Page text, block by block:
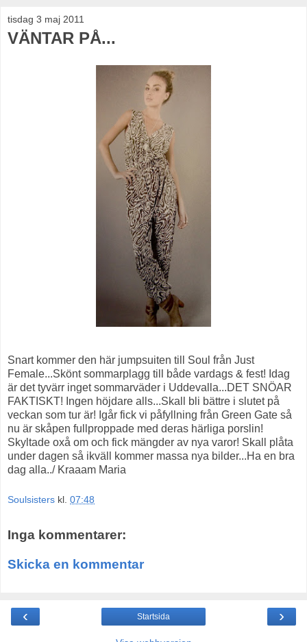
tisdag 3 maj 2011
VÄNTAR PÅ...
Snart kommer den här jumpsuiten till Soul från Just
Female...Skönt sommarplagg till både vardags & fest! Idag
är det tyvärr inget sommarväder i Uddevalla...DET SNÖAR
FAKTISKT! Ingen höjdare alls...Skall bli bättre i slutet på
veckan som tur är! Igår fick vi påfyllning från Green Gate så
nu är skåpen fullproppade med deras härliga porslin!
Skyltade oxå om och fick mängder av nya varor! Skall plåta
under dagen så ikväll kommer massa nya bilder...Ha en bra
dag alla../ Kraaam Maria
Soulsisters kl. 07:48
Inga kommentarer:
Skicka en kommentar
‹ ›
Startsida